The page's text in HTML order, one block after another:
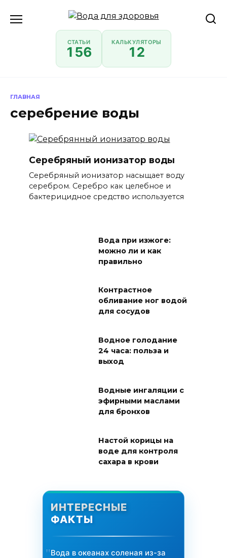
СТАТЬИ
156
КАЛЬКУЛЯТОРЫ
12
ГЛАВНАЯ
серебрение воды
Серебряный ионизатор воды
Серебряный ионизатор насыщает воду
серебром. Серебро как целебное и
бактерицидное средство используется
Вода при изжоге:
можно ли и как
правильно
Контрастное
обливание ног водой
для сосудов
Водное голодание
24 часа: польза и
выход
Водные ингаляции с
эфирными маслами
для бронхов
Настой корицы на
воде для контроля
сахара в крови
ИНТЕРЕСНЫЕ
ФАКТЫ
Вода в океанах соленая из-за